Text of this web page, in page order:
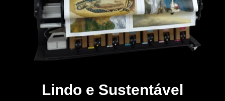
Lindo e Sustentável